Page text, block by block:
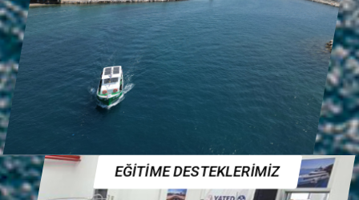
EĞİTİME DESTEKLERİMİZ